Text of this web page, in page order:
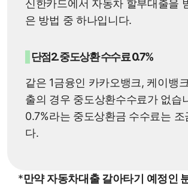
신한카드에서 자동차 할부대출을
은 방법 중 하나입니다.
단점2. 중도상환 수수료 0.7%
같은 1금융인 카카오뱅크, 케이뱅
출의 경우 중도상환수수료가 없습
0.7%라는 중도상환금 수수료는 조
다.
*만약 자동차대출 갈아타기 예정인